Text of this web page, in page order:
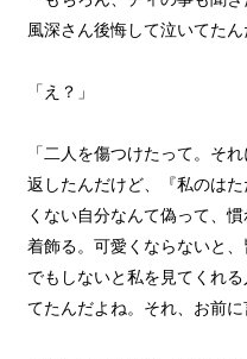
風深さん後悔して泣いてたん
「え？」
「二人を傷つけたって。そ
返したんだけど、『私のは
くない自分なんて偽って、
着飾る。可愛くならないと
でもしないと私を見てくれ
てたんだよね。それ、お前に